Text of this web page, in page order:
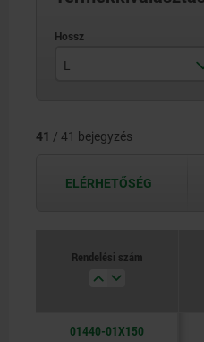
L
200
1000
41 / 41 bejegyzés
ELÉRHETŐSÉG
Rendelési szám
01440-01X150